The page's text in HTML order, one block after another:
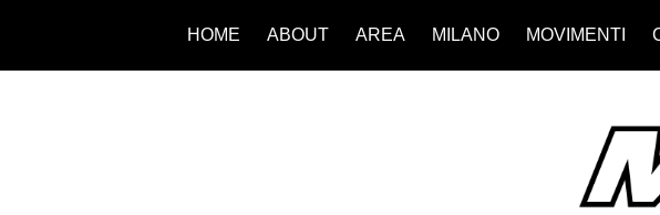
HOME ABOUT AREA MILANO MOVIMENTI